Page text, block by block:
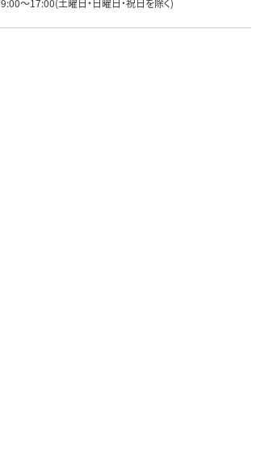
9:00～17:00(土曜日・日曜日・祝日を除く)